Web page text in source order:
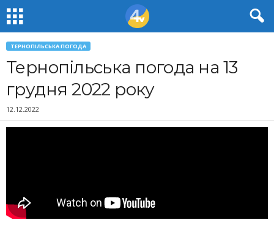
ТЕРНОПІЛЬСЬКА ПОГОДА
Тернопільська погода на 13
грудня 2022 року
12.12.2022